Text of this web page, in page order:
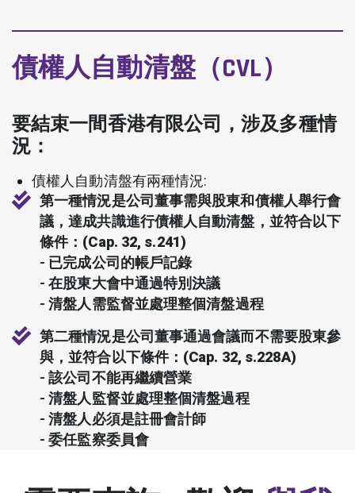
債權人自動清盤（CVL）
要結束一間香港有限公司，涉及多種情
況：
債權人自動清盤有兩種情況:
第一種情況是公司董事需與股東和債權人舉行會
議，達成共識進行債權人自動清盤，並符合以下
條件：(Cap. 32, s.241)
- 已完成公司的帳戶記錄
- 在股東大會中通過特別決議
- 清盤人需監督並處理整個清盤過程
第二種情況是公司董事通過會議而不需要股東參
與，並符合以下條件：(Cap. 32, s.228A)
- 該公司不能再繼續營業
- 清盤人監督並處理整個清盤過程
- 清盤人必須是註冊會計師
- 委任監察委員會